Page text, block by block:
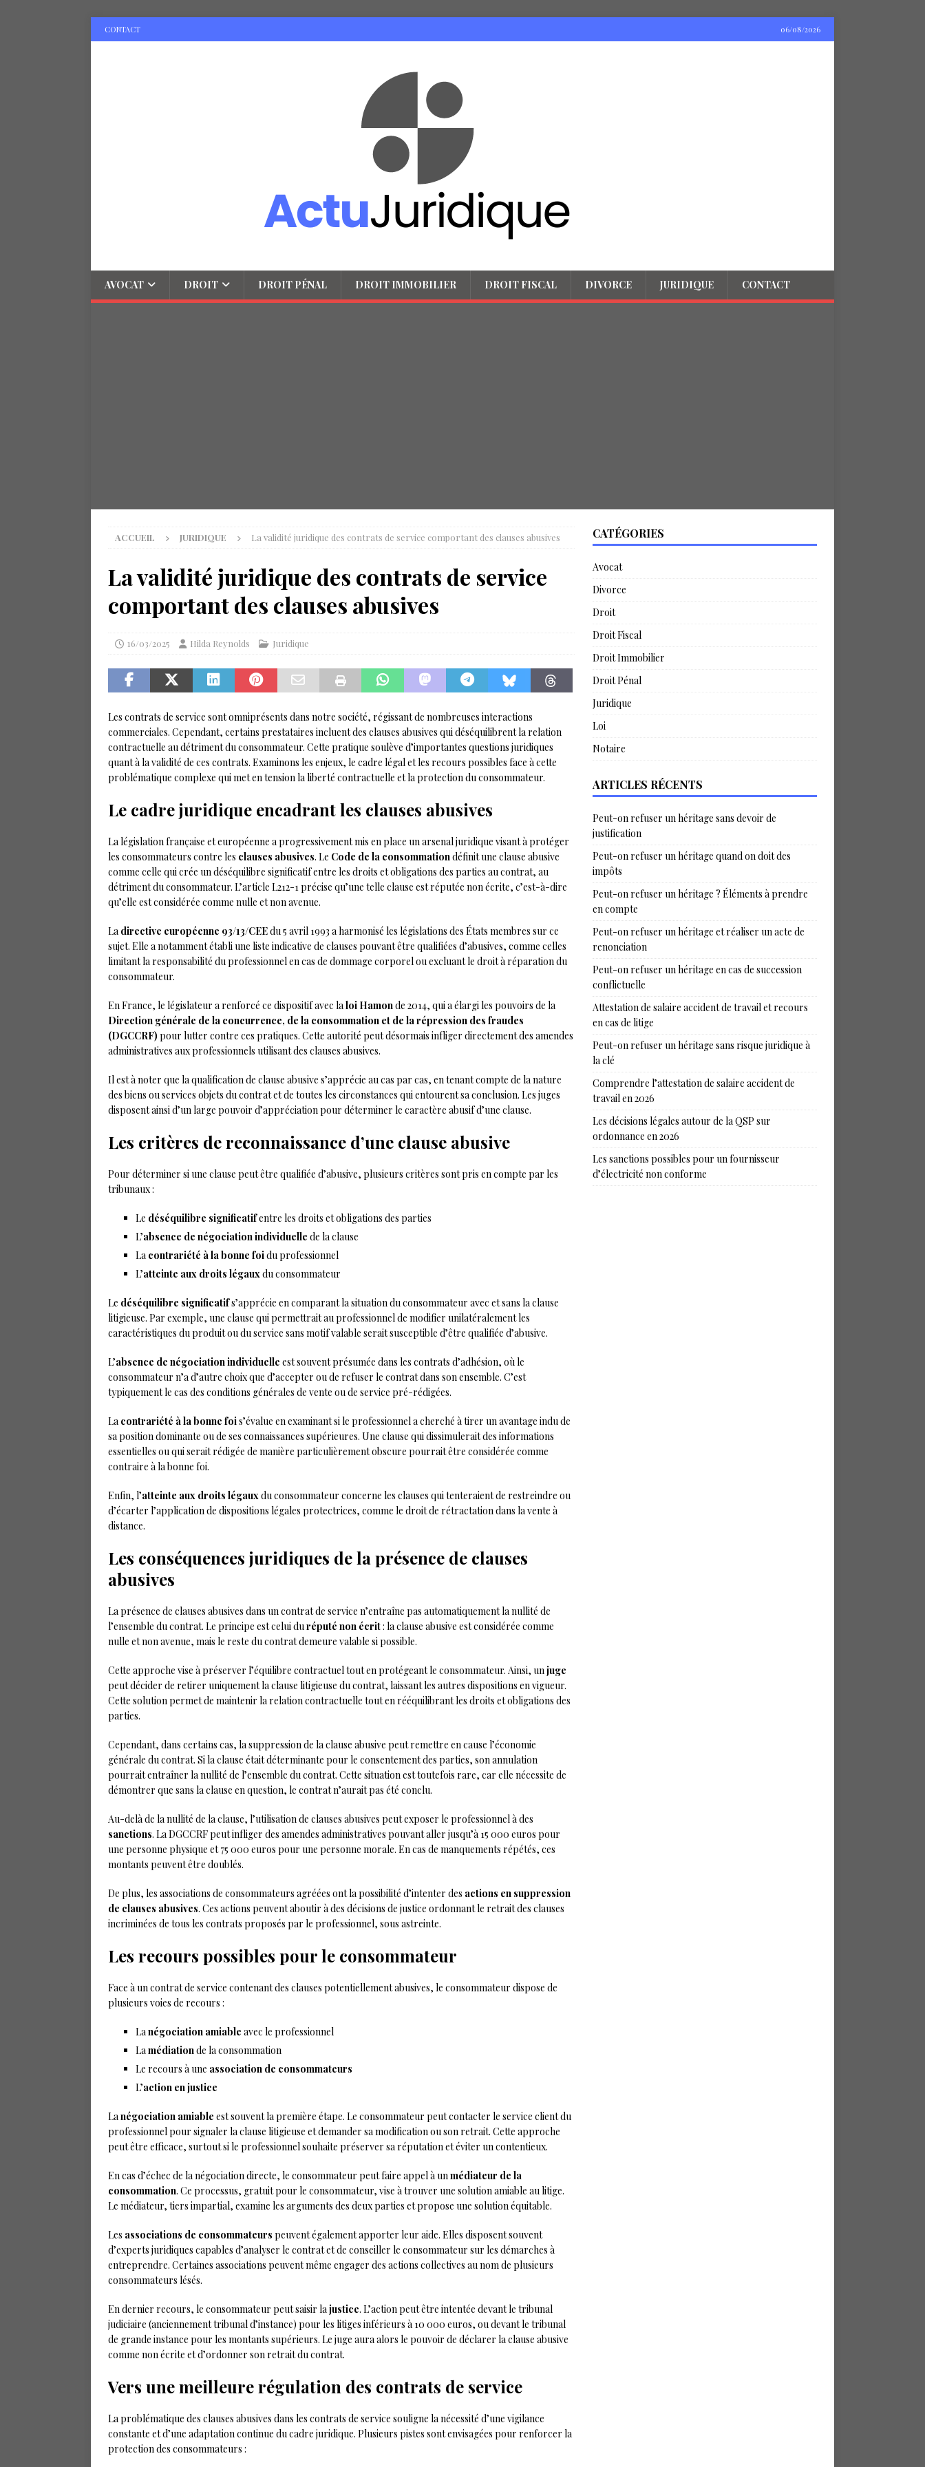
CONTACT 06/08/2026
AVOCAT DROIT DROIT PÉNAL DROIT IMMOBILIER DROIT FISCAL DIVORCE JURIDIQUE CONTACT
ACCUEIL JURIDIQUE La validité juridique des contrats de service comportant des clauses abusives
La validité juridique des contrats de service
comportant des clauses abusives
16/03/2025 Hilda Reynolds Juridique
Les contrats de service sont omniprésents dans notre société, régissant de nombreuses interactions
commerciales. Cependant, certains prestataires incluent des clauses abusives qui déséquilibrent la relation
contractuelle au détriment du consommateur. Cette pratique soulève d’importantes questions juridiques
quant à la validité de ces contrats. Examinons les enjeux, le cadre légal et les recours possibles face à cette
problématique complexe qui met en tension la liberté contractuelle et la protection du consommateur.
Le cadre juridique encadrant les clauses abusives
La législation française et européenne a progressivement mis en place un arsenal juridique visant à protéger
les consommateurs contre les clauses abusives. Le Code de la consommationdéfinit une clause abusive
comme celle qui crée un déséquilibre significatif entre les droits et obligations des parties au contrat, au
détriment du consommateur. L’article L212-1 précise qu’une telle clause est réputée non écrite, c’est-à-dire
qu’elle est considérée comme nulle et non avenue.
La directive européenne 93/13/CEEdu 5 avril 1993 a harmonisé les législations des États membres sur ce
sujet. Elle a notamment établi une liste indicative de clauses pouvant être qualifiées d’abusives, comme celles
limitant la responsabilité du professionnel en cas de dommage corporel ou excluant le droit à réparation du
consommateur.
En France, le législateur a renforcé ce dispositif avec laloi Hamonde 2014, qui a élargi les pouvoirs de la
Direction générale de la concurrence, de la consommation et de la répression des fraudes
(DGCCRF) pour lutter contre ces pratiques. Cette autorité peut désormais infliger directement des amendes
administratives aux professionnels utilisant des clauses abusives.
Il est à noter que la qualification de clause abusive s’apprécie au cas par cas, en tenant compte de la nature
des biens ou services objets du contrat et de toutes les circonstances qui entourent sa conclusion. Les juges
disposent ainsi d’un large pouvoir d’appréciation pour déterminer le caractère abusif d’une clause.
Les critères de reconnaissance d’une clause abusive
Pour déterminer si une clause peut être qualifiée d’abusive, plusieurs critères sont pris en compte par les
tribunaux :
Le déséquilibre significatifentre les droits et obligations des parties
L’absence de négociation individuelle de la clause
La contrariété à la bonne foidu professionnel
L’atteinte aux droits légauxdu consommateur
Le déséquilibre significatifs’apprécie en comparant la situation du consommateur avec et sans la clause
litigieuse. Par exemple, une clause qui permettrait au professionnel de modifier unilatéralement les
caractéristiques du produit ou du service sans motif valable serait susceptible d’être qualifiée d’abusive.
L’absence de négociation individuelle est souvent présumée dans les contrats d’adhésion, où le
consommateur n’a d’autre choix que d’accepter ou de refuser le contrat dans son ensemble. C’est
typiquement le cas des conditions générales de vente ou de service pré-rédigées.
La contrariété à la bonne fois’évalue en examinant si le professionnel a cherché à tirer un avantage indu de
sa position dominante ou de ses connaissances supérieures. Une clause qui dissimulerait des informations
essentielles ou qui serait rédigée de manière particulièrement obscure pourrait être considérée comme
contraire à la bonne foi.
Enfin, l’atteinte aux droits légauxdu consommateur concerne les clauses qui tenteraient de restreindre ou
d’écarter l’application de dispositions légales protectrices, comme le droit de rétractation dans la vente à
distance.
Les conséquences juridiques de la présence de clauses
abusives
La présence de clauses abusives dans un contrat de service n’entraîne pas automatiquement la nullité de
l’ensemble du contrat. Le principe est celui duréputé non écrit: la clause abusive est considérée comme
nulle et non avenue, mais le reste du contrat demeure valable si possible.
Cette approche vise à préserver l’équilibre contractuel tout en protégeant le consommateur. Ainsi, unjuge
peut décider de retirer uniquement la clause litigieuse du contrat, laissant les autres dispositions en vigueur.
Cette solution permet de maintenir la relation contractuelle tout en rééquilibrant les droits et obligations des
parties.
Cependant, dans certains cas, la suppression de la clause abusive peut remettre en cause l’économie
générale du contrat. Si la clause était déterminante pour le consentement des parties, son annulation
pourrait entraîner la nullité de l’ensemble du contrat. Cette situation est toutefois rare, car elle nécessite de
démontrer que sans la clause en question, le contrat n’aurait pas été conclu.
Au-delà de la nullité de la clause, l’utilisation de clauses abusives peut exposer le professionnel à des
sanctions. La DGCCRF peut infliger des amendes administratives pouvant aller jusqu’à 15 000 euros pour
une personne physique et 75 000 euros pour une personne morale. En cas de manquements répétés, ces
montants peuvent être doublés.
De plus, les associations de consommateurs agréées ont la possibilité d’intenter des actions en suppression
de clauses abusives. Ces actions peuvent aboutir à des décisions de justice ordonnant le retrait des clauses
incriminées de tous les contrats proposés par le professionnel, sous astreinte.
Les recours possibles pour le consommateur
Face à un contrat de service contenant des clauses potentiellement abusives, le consommateur dispose de
plusieurs voies de recours :
Lanégociation amiable avec le professionnel
Lamédiationde la consommation
Le recours à une association de consommateurs
L’action en justice
Lanégociation amiable est souvent la première étape. Le consommateur peut contacter le service client du
professionnel pour signaler la clause litigieuse et demander sa modification ou son retrait. Cette approche
peut être efficace, surtout si le professionnel souhaite préserver sa réputation et éviter un contentieux.
En cas d’échec de la négociation directe, le consommateur peut faire appel à unmédiateur de la
consommation. Ce processus, gratuit pour le consommateur, vise à trouver une solution amiable au litige.
Le médiateur, tiers impartial, examine les arguments des deux parties et propose une solution équitable.
Les associations de consommateurs peuvent également apporter leur aide. Elles disposent souvent
d’experts juridiques capables d’analyser le contrat et de conseiller le consommateur sur les démarches à
entreprendre. Certaines associations peuvent même engager des actions collectives au nom de plusieurs
consommateurs lésés.
En dernier recours, le consommateur peut saisir lajustice. L’action peut être intentée devant le tribunal
judiciaire (anciennement tribunal d’instance) pour les litiges inférieurs à 10 000 euros, ou devant le tribunal
de grande instance pour les montants supérieurs. Le juge aura alors le pouvoir de déclarer la clause abusive
comme non écrite et d’ordonner son retrait du contrat.
Vers une meilleure régulation des contrats de service
La problématique des clauses abusives dans les contrats de service souligne la nécessité d’une vigilance
constante et d’une adaptation continue du cadre juridique. Plusieurs pistes sont envisagées pour renforcer la
protection des consommateurs :
CATÉGORIES
Avocat
Divorce
Droit
Droit Fiscal
Droit Immobilier
Droit Pénal
Juridique
Loi
Notaire
ARTICLES RÉCENTS
Peut-on refuser un héritage sans devoir de
justification
Peut-on refuser un héritage quand on doit des
impôts
Peut-on refuser un héritage ? Éléments à prendre
en compte
Peut-on refuser un héritage et réaliser un acte de
renonciation
Peut-on refuser un héritage en cas de succession
conflictuelle
Attestation de salaire accident de travail et recours
en cas de litige
Peut-on refuser un héritage sans risque juridique à
la clé
Comprendre l’attestation de salaire accident de
travail en 2026
Les décisions légales autour de la QSP sur
ordonnance en 2026
Les sanctions possibles pour un fournisseur
d’électricité non conforme